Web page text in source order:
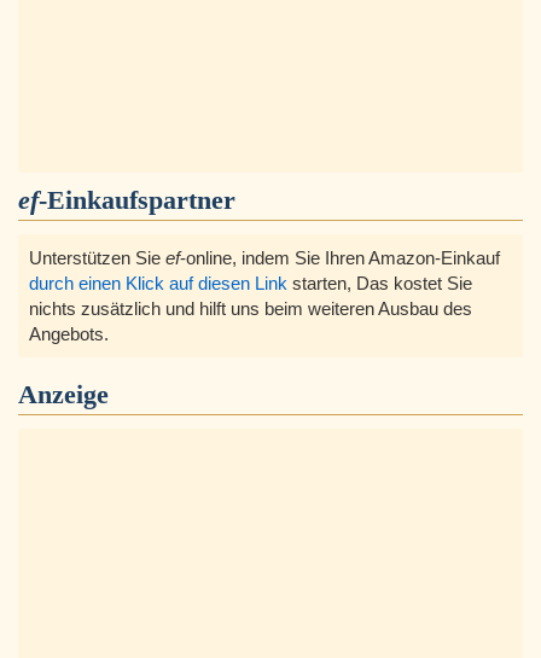
ef-Einkaufspartner
Unterstützen Sie ef-online, indem Sie Ihren Amazon-Einkauf
durch einen Klick auf diesen Link starten, Das kostet Sie
nichts zusätzlich und hilft uns beim weiteren Ausbau des
Angebots.
Anzeige